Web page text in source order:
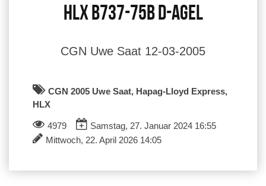
HLX B737-75B D-AGEL
CGN Uwe Saat 12-03-2005
CGN 2005 Uwe Saat, Hapag-Lloyd Express,
HLX
4979
Samstag, 27. Januar 2024 16:55
Mittwoch, 22. April 2026 14:05